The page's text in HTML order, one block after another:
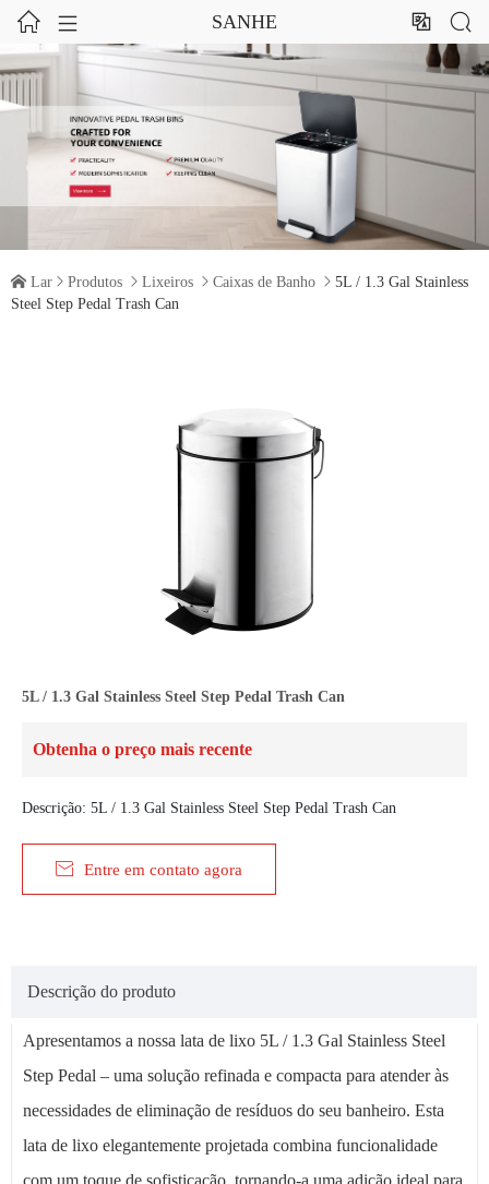
  SANHE  
 Lar  Produtos  Lixeiros  Caixas de Banho  5L / 1.3 Gal Stainless
Steel Step Pedal Trash Can
5L / 1.3 Gal Stainless Steel Step Pedal Trash Can
Obtenha o preço mais recente
Descrição: 5L / 1.3 Gal Stainless Steel Step Pedal Trash Can
 Entre em contato agora
Descrição do produto
Apresentamos a nossa lata de lixo 5L / 1.3 Gal Stainless Steel
Step Pedal – uma solução refinada e compacta para atender às
necessidades de eliminação de resíduos do seu banheiro. Esta
lata de lixo elegantemente projetada combina funcionalidade